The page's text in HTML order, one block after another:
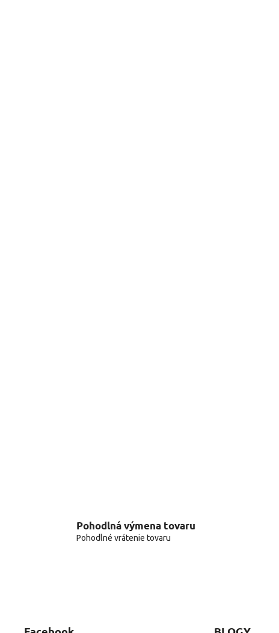
Pohodlná výmena tovaru
Pohodlné vrátenie tovaru